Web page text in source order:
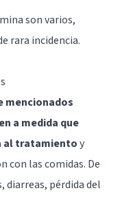
son varios,
rara incidencia.
mencionados
a medida que
al tratamientoy
con las comidas. De
diarreas, pérdida del